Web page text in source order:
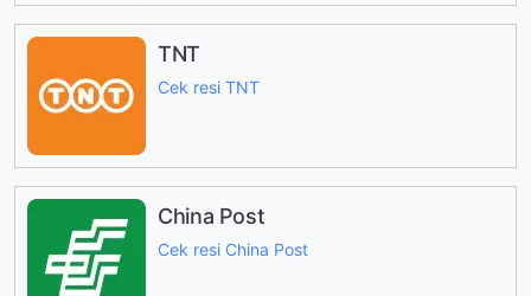
TNT
Cek resi TNT
China Post
Cek resi China Post